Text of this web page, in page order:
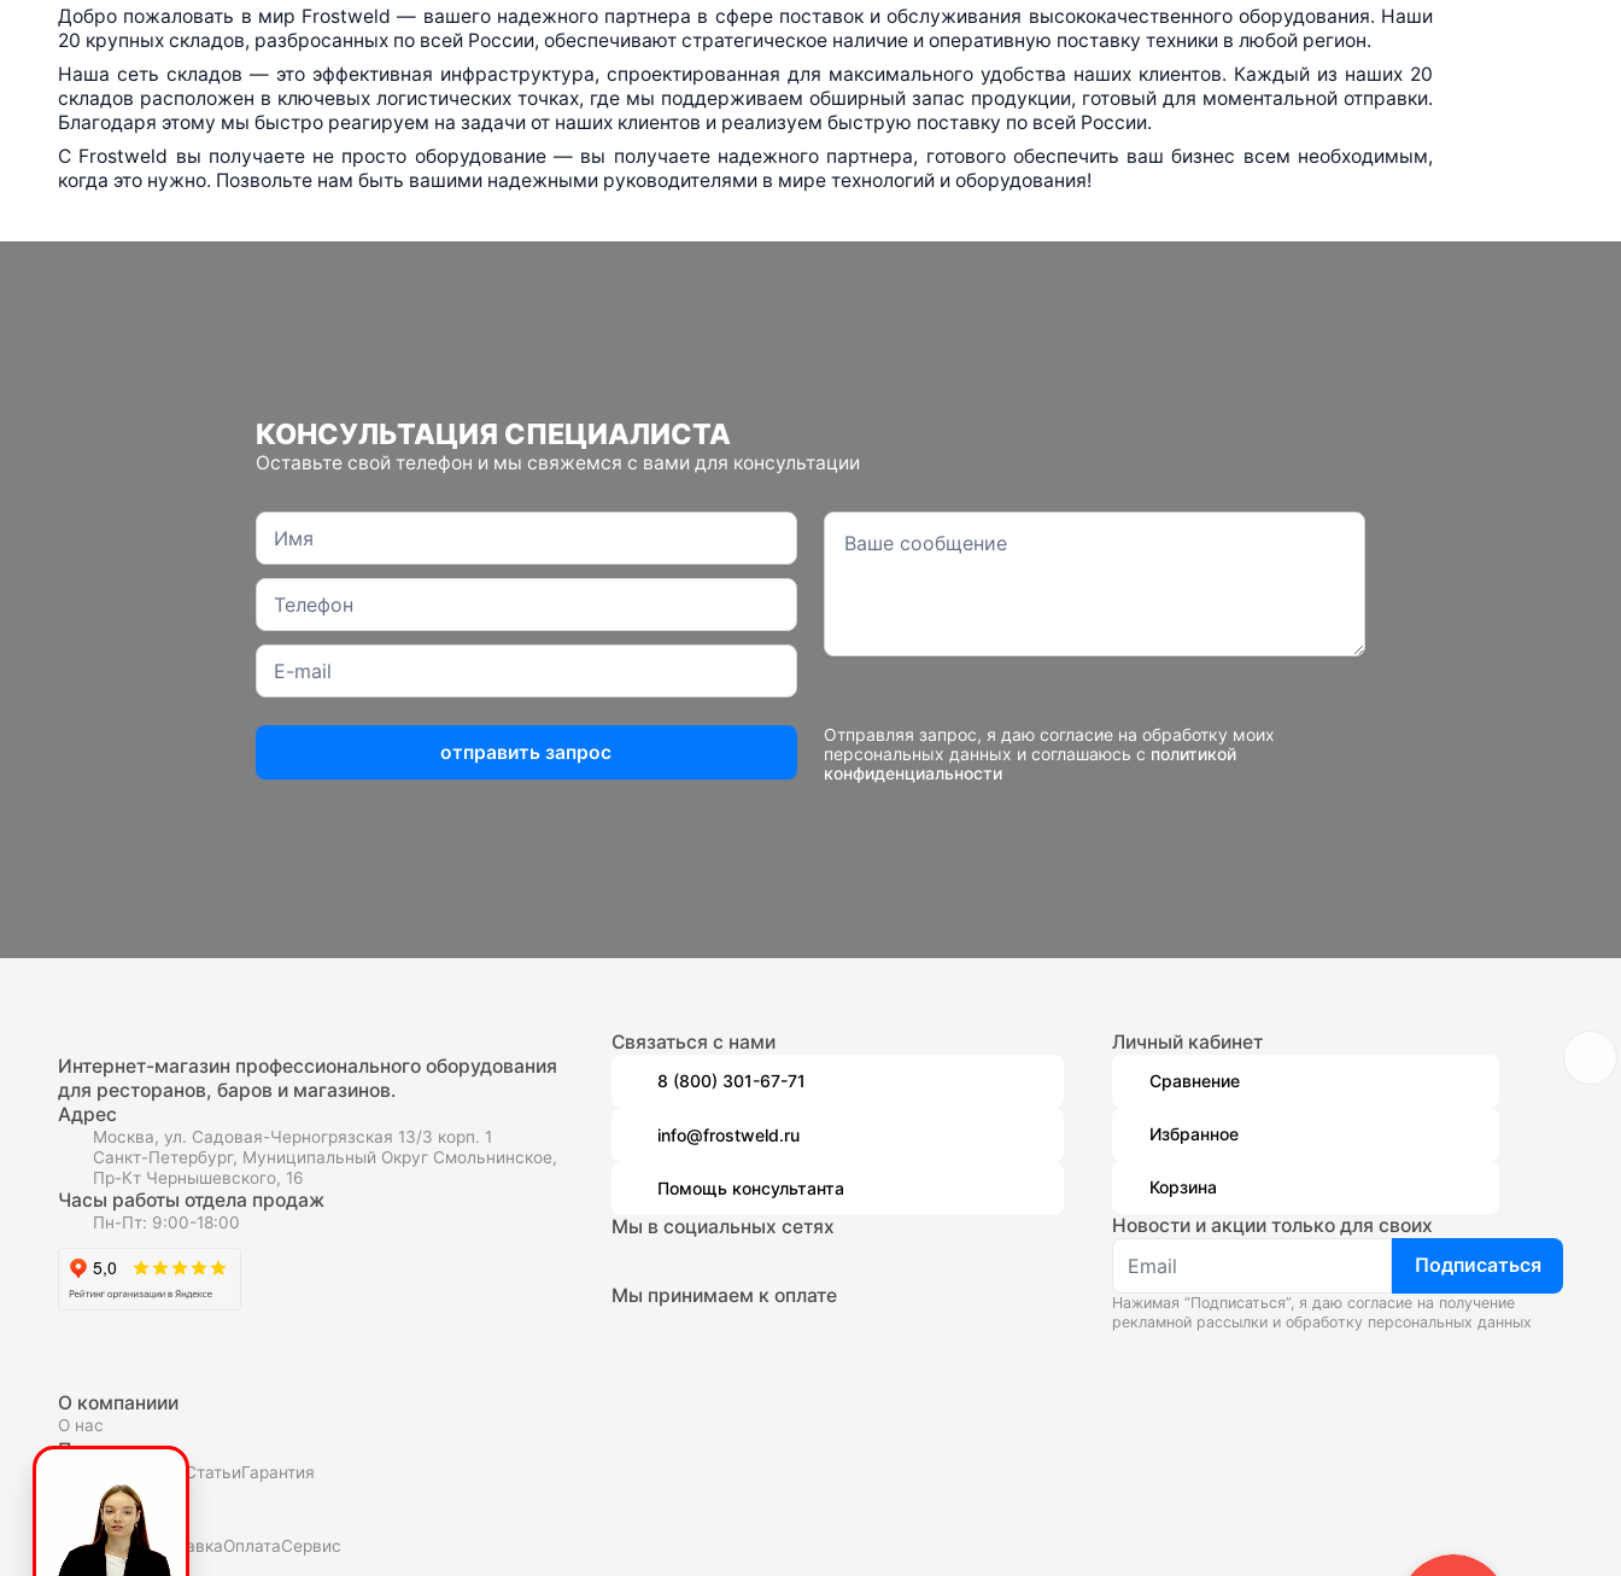
Добро пожаловать в мир Frostweld — вашего надежного партнера в сфере поставок и обслуживания высококачественного оборудования. Наши
20 крупных складов, разбросанных по всей России, обеспечивают стратегическое наличие и оперативную поставку техники в любой регион.
Наша сеть складов — это эффективная инфраструктура, спроектированная для максимального удобства наших клиентов. Каждый из наших 20
складов расположен в ключевых логистических точках, где мы поддерживаем обширный запас продукции, готовый для моментальной отправки.
Благодаря этому мы быстро реагируем на задачи от наших клиентов и реализуем быструю поставку по всей России.
С Frostweld вы получаете не просто оборудование — вы получаете надежного партнера, готового обеспечить ваш бизнес всем необходимым,
когда это нужно. Позвольте нам быть вашими надежными руководителями в мире технологий и оборудования!
КОНСУЛЬТАЦИЯ СПЕЦИАЛИСТА
Оставьте свой телефон и мы свяжемся с вами для консультации
отправить запрос
Отправляя запрос, я даю согласие на обработку моих
персональных данных и соглашаюсь с политикой
конфиденциальности
Интернет-магазин профессионального оборудования
для ресторанов, баров и магазинов.
Адрес
Москва, ул. Садовая-Черногрязская 13/3 корп. 1
Санкт-Петербург, Муниципальный Округ Смольнинское,
Пр-Кт Чернышевского, 16
Часы работы отдела продаж
Пн-Пт: 9:00-18:00
О компаниии
О нас
Полезное
СтатьиГарантия
Покупателю
Как купитьДоставкаОплатаСервис
Связаться с нами
8 (800) 301-67-71
info@frostweld.ru
Помощь консультанта
Мы в социальных сетях
Мы принимаем к оплате
Личный кабинет
Сравнение
Избранное
Корзина
Новости и акции только для своих
Подписаться
Нажимая “Подписаться”, я даю согласие на получение
рекламной рассылки и обработку персональных данных